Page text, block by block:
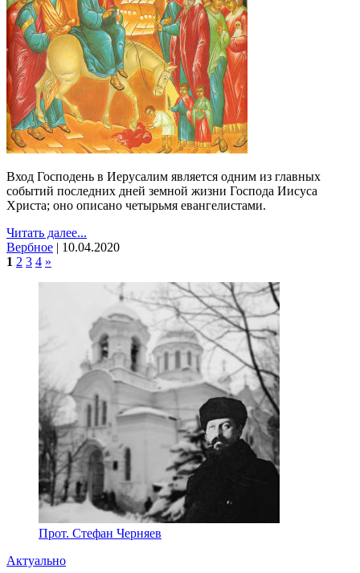
Вход Господень в Иерусалим является одним из главных
событий последних дней земной жизни Господа Иисуса
Христа; оно описано четырьмя евангелистами.
Читать далее...
Вербное | 10.04.2020
1 2 3 4 »
Прот. Стефан Черняев
Актуально